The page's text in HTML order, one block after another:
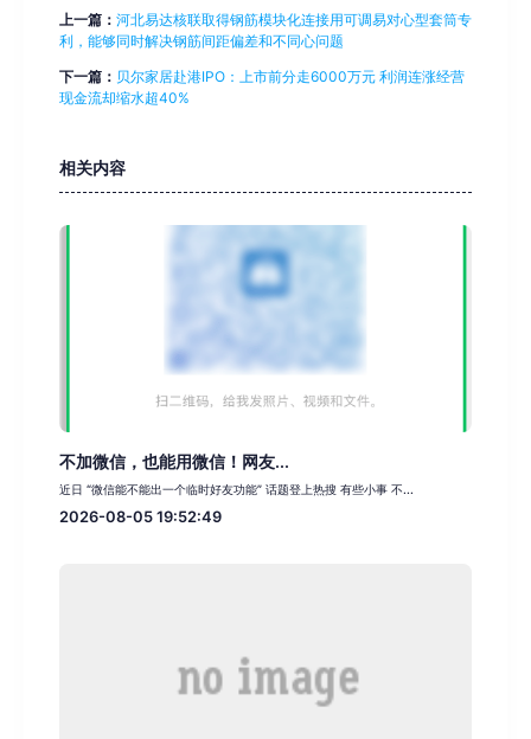
上一篇： 河北易达核联取得钢筋模块化连接用可调易对心型套筒专
利，能够同时解决钢筋间距偏差和不同心问题
下一篇： 贝尔家居赴港IPO：上市前分走6000万元 利润连涨经营
现金流却缩水超40%
相关内容
不加微信，也能用微信！网友...
近日 “微信能不能出一个临时好友功能” 话题登上热搜 有些小事 不...
2026-08-05 19:52:49